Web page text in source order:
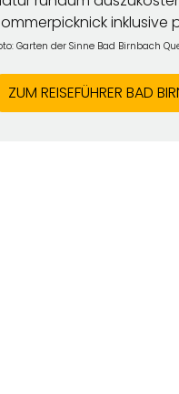
inklusive
Garten der Sinne Bad Birnbach
ZUM REISEFÜHRER BAD